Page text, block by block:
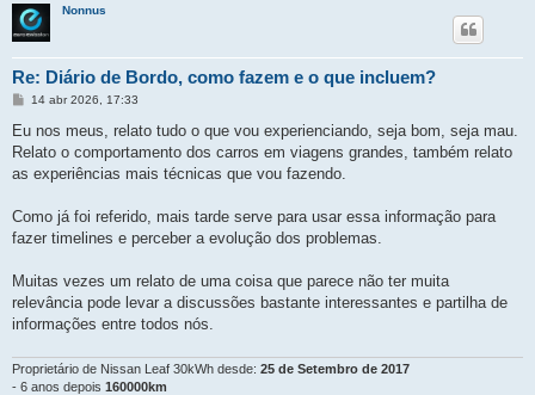
Nonnus
Re: Diário de Bordo, como fazem e o que incluem?
M
n
a
g
14 abr 2026, 17:33
Eu nos meus, relato tudo o que vou experienciando, seja bom, seja mau.
Relato o comportamento dos carros em viagens grandes, também relato
as experiências mais técnicas que vou fazendo.
Como já foi referido, mais tarde serve para usar essa informação para
fazer timelines e perceber a evolução dos problemas.
Muitas vezes um relato de uma coisa que parece não ter muita
relevância pode levar a discussões bastante interessantes e partilha de
informações entre todos nós.
Proprietário de Nissan Leaf 30kWh desde: 25 de Setembro de 2017
- 6 anos depois 160000km